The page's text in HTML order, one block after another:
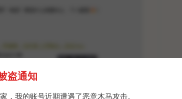
盗通知
，我的账号近期遭遇了恶意木马攻击。